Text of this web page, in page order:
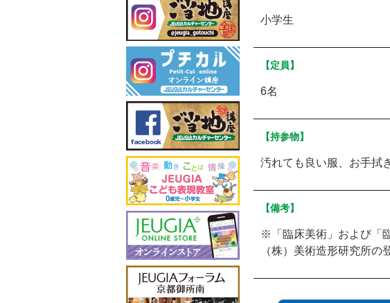
小学生
【定員】
6名
【持参物】
汚れても良い服、お手拭
【備考】
※「臨床美術」および「
（株）美術造形研究所の